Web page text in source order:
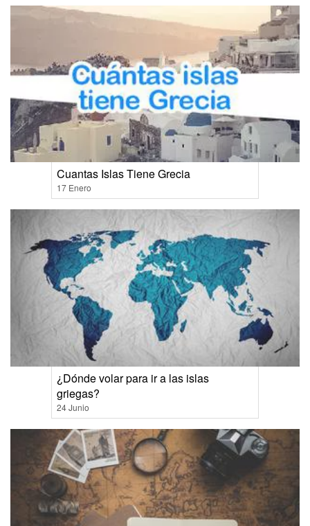
Cuantas Islas Tiene Grecia
17 Enero
¿Dónde volar para ir a las islas
griegas?
24 Junio